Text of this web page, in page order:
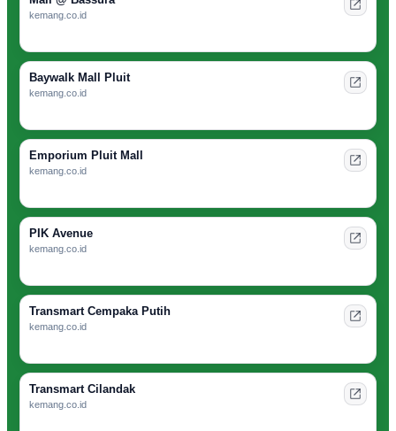
kemang.co.id
Baywalk Mall Pluit
kemang.co.id
Emporium Pluit Mall
kemang.co.id
PIK Avenue
kemang.co.id
Transmart Cempaka Putih
kemang.co.id
Transmart Cilandak
kemang.co.id